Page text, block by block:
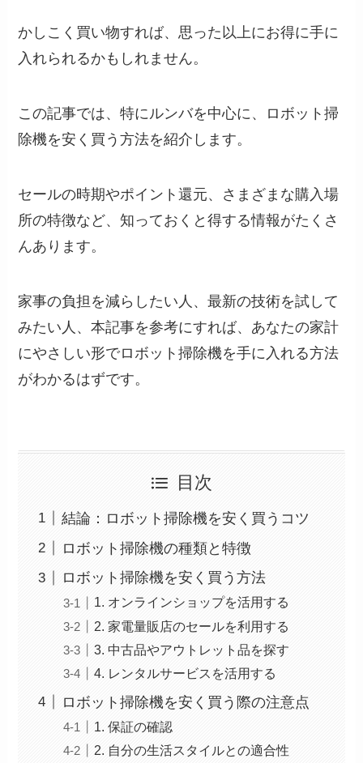
かしこく買い物すれば、思った以上にお得に手に
入れられるかもしれません。
この記事では、特にルンバを中心に、ロボット掃
除機を安く買う方法を紹介します。
セールの時期やポイント還元、さまざまな購入場
所の特徴など、知っておくと得する情報がたくさ
んあります。
家事の負担を減らしたい人、最新の技術を試して
みたい人、本記事を参考にすれば、あなたの家計
にやさしい形でロボット掃除機を手に入れる方法
がわかるはずです。
目次
結論：ロボット掃除機を安く買うコツ
ロボット掃除機の種類と特徴
ロボット掃除機を安く買う方法
1. オンラインショップを活用する
2. 家電量販店のセールを利用する
3. 中古品やアウトレット品を探す
4. レンタルサービスを活用する
ロボット掃除機を安く買う際の注意点
1. 保証の確認
2. 自分の生活スタイルとの適合性